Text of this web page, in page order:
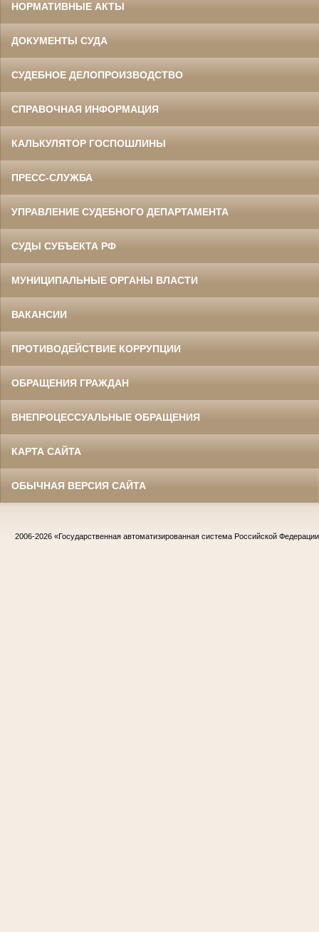
НОРМАТИВНЫЕ АКТЫ
ДОКУМЕНТЫ СУДА
СУДЕБНОЕ ДЕЛОПРОИЗВОДСТВО
СПРАВОЧНАЯ ИНФОРМАЦИЯ
КАЛЬКУЛЯТОР ГОСПОШЛИНЫ
ПРЕСС-СЛУЖБА
УПРАВЛЕНИЕ СУДЕБНОГО ДЕПАРТАМЕНТА
СУДЫ СУБЪЕКТА РФ
МУНИЦИПАЛЬНЫЕ ОРГАНЫ ВЛАСТИ
ВАКАНСИИ
ПРОТИВОДЕЙСТВИЕ КОРРУПЦИИ
ОБРАЩЕНИЯ ГРАЖДАН
ВНЕПРОЦЕССУАЛЬНЫЕ ОБРАЩЕНИЯ
КАРТА САЙТА
ОБЫЧНАЯ ВЕРСИЯ САЙТА
2006-2026 «Государственная автоматизированная система Российской